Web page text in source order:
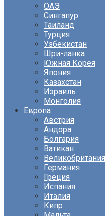
ОАЭ
Сингапур
Таиланд
Турция
Узбекистан
Шри-ланка
Южная Корея
Япония
Казахстан
Израиль
Монголия
Европа
Австрия
Андора
Болгария
Ватикан
Великобритания
Германия
Греция
Испания
Италия
Кипр